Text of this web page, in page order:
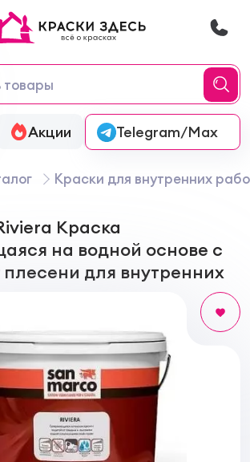
Акции Онлайн-колеровка
Telegram/Max
Краски для внутренних
Краска
на водной основе с
для внутренних